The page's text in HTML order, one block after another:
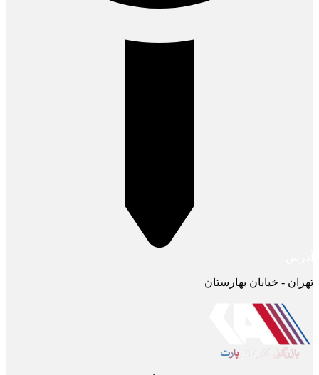
تهران - خیابان بهارستان